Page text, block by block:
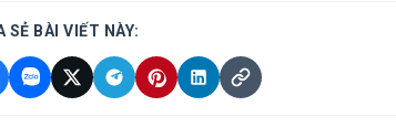
SẺ BÀI VIẾT NÀY: